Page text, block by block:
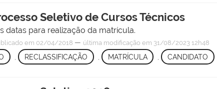
Seletivo de Cursos Técnicos
datas para realização da matrícula.
em 02/04/2018 — última modificação em 31/08/2023 12h48
RECLASSIFICAÇÃO MATRÍCULA , CANDIDATO